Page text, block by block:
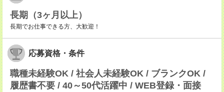
長期（3ヶ月以上）
長期でお仕事できる方、大歓迎！
応募資格・条件
職種未経験OK / 社会人未経験OK / ブランクOK /
履歴書不要 / 40～50代活躍中 / WEB登録・面接